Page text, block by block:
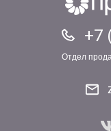
+7
Отдел